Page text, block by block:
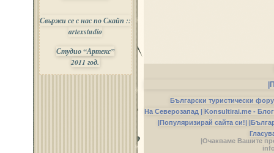
Свържи се с нас по Скайп ::
artexstudio
Студио “Артекс”
2011 год.
Български туристически
На Северозапад | Konsultirai.me -
|Популяризирай сайта си!|
|Очакваме Вашите